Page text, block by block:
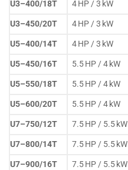
U3–400/18T 4 HP / 3 kW
U3–450/20T
4 HP / 3 kW
U5–400/14T
4 HP / 3 kW
U5–450/16T
5.5 HP / 4 kW
U5–550/18T
5.5 HP / 4 kW
U5–600/20T
5.5 HP / 4 kW
U7–750/12T
7.5 HP / 5.5 kW
U7–800/14T
7.5 HP / 5.5 kW
U7–900/16T
7.5 HP / 5.5 kW